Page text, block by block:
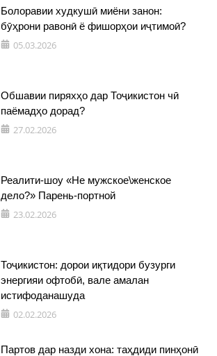
Болоравии худкушӣ миёни занон:
бӯҳрони равонӣ ё фишорҳои иҷтимоӣ?
05.03.2026
Обшавии пиряхҳо дар Тоҷикистон чӣ
паёмадҳо дорад?
27.02.2026
Реалити-шоу «Не мужское\женское
дело?» Парень-портной
23.02.2026
Тоҷикистон: дорои иқтидори бузурги
энергияи офтобӣ, вале амалан
истифоданашуда
02.02.2026
Партов дар назди хона: таҳдиди пинҳонӣ